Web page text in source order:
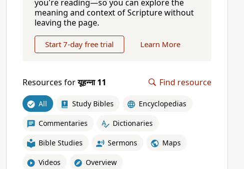
you're reading—so you can explore the
meaning and context of Scripture without
leaving the page.
Start 7-day free trial Learn More
Resources forयूहन्ना 11 Find resource
All Study Bibles Encyclopedias
Commentaries Dictionaries
Bible Studies Sermons Maps
Videos Overview